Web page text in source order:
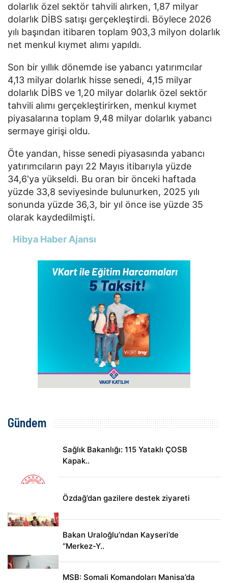
dolarlık özel sektör tahvili alırken, 1,87 milyar
dolarlık DİBS satışı gerçekleştirdi. Böylece 2026
yılı başından itibaren toplam 903,3 milyon dolarlık
net menkul kıymet alımı yapıldı.
Son bir yıllık dönemde ise yabancı yatırımcılar
4,13 milyar dolarlık hisse senedi, 4,15 milyar
dolarlık DİBS ve 1,20 milyar dolarlık özel sektör
tahvili alımı gerçekleştirirken, menkul kıymet
piyasalarına toplam 9,48 milyar dolarlık yabancı
sermaye girişi oldu.
Öte yandan, hisse senedi piyasasında yabancı
yatırımcıların payı 22 Mayıs itibarıyla yüzde
34,6'ya yükseldi. Bu oran bir önceki haftada
yüzde 33,8 seviyesinde bulunurken, 2025 yılı
sonunda yüzde 36,3, bir yıl önce ise yüzde 35
olarak kaydedilmişti.
Hibya Haber Ajansı
Gündem
Sağlık Bakanlığı: 115 Yataklı ÇOSB
Kapak..
Özdağ’dan gazilere destek ziyareti
Bakan Uraloğlu’ndan Kayseri’de
“Merkez-Y..
MSB: Somali Komandoları Manisa’da